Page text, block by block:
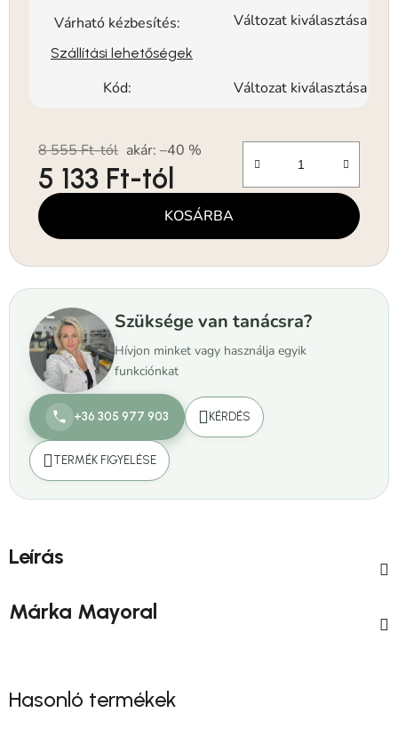
Várható kézbesítés: Változat kiválasztása
Szállítási lehetőségek
Kód: Változat kiválasztása
8 555 Ft-tól akár: –40 %
5 133 Ft-tól
Egységár: KOSÁRBA
Szüksége van tanácsra?
Hívjon minket vagy használja egyik
funkciónkat
+36 305 977 903 KÉRDÉS
TERMÉK FIGYELÉSE
Leírás
Márka Mayoral
Hasonló termékek